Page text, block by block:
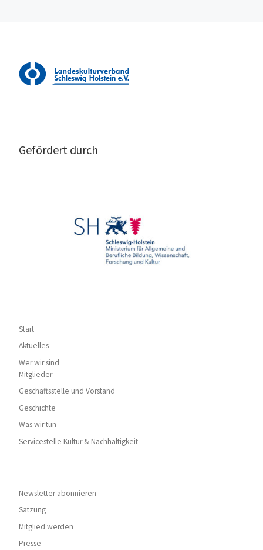
Gefördert durch
Start
Aktuelles
Wer wir sind
Mitglieder
Geschäftsstelle und Vorstand
Geschichte
Was wir tun
Servicestelle Kultur & Nachhaltigkeit
Newsletter abonnieren
Satzung
Mitglied werden
Presse